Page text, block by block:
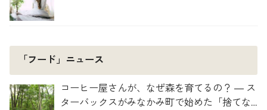
「フード」ニュース
コーヒー屋さんが、なぜ森を育てるの？ ― ス
ターバックスがみなかみ町で始めた「捨てな